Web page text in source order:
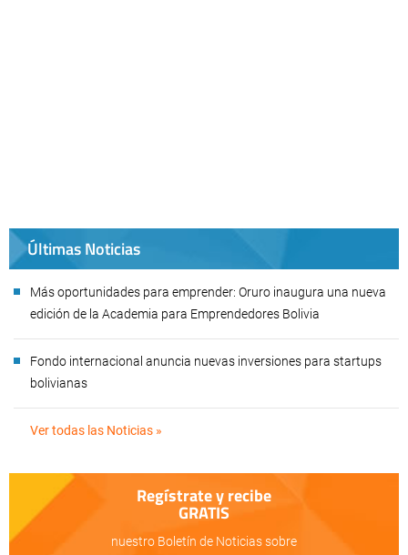
Últimas Noticias
Más oportunidades para emprender: Oruro inaugura una nueva
edición de la Academia para Emprendedores Bolivia
Fondo internacional anuncia nuevas inversiones para startups
bolivianas
Ver todas las Noticias »
Regístrate y recibe
GRATIS
nuestro Boletín de Noticias sobre